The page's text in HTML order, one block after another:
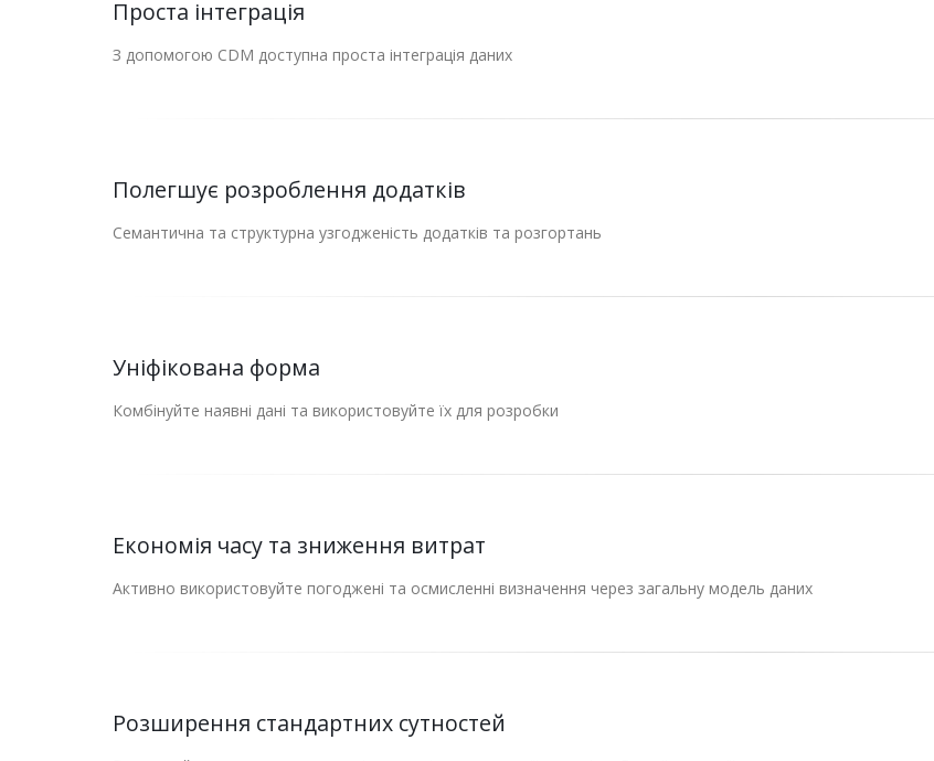
Проста інтеграція
З допомогою CDM доступна проста інтеграція даних
Полегшує розроблення додатків
Семантична та структурна узгодженість додатків та розгортань
Уніфікована форма
Комбінуйте наявні дані та використовуйте їх для розробки
Економія часу та зниження витрат
Активно використовуйте погоджені та осмисленні визначення через загальну модель даних
Розширення стандартних сутностей